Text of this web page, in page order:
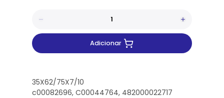
Adicionar
35X62/75X7/10
c00082696, C00044764, 482000022717